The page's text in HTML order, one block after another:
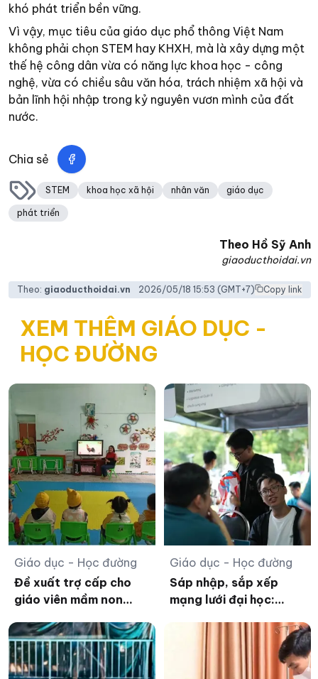
khó phát triển bền vững.
Vì vậy, mục tiêu của giáo dục phổ thông Việt Nam
không phải chọn STEM hay KHXH, mà là xây dựng một
thế hệ công dân vừa có năng lực khoa học - công
nghệ, vừa có chiều sâu văn hóa, trách nhiệm xã hội và
bản lĩnh hội nhập trong kỷ nguyên vươn mình của đất
nước.
Chia sẻ
STEM khoa học xã hội nhân văn giáo dục
phát triển
Theo Hồ Sỹ Anh
giaoducthoidai.vn
Theo: giaoducthoidai.vn 2026/05/18 15:53 (GMT+7) Copy link
XEM THÊM GIÁO DỤC -
HỌC ĐƯỜNG
Giáo dục - Học đường
Đề xuất trợ cấp cho
giáo viên mầm non
được hưởng chế độ
Giáo dục - Học đường
Sáp nhập, sắp xếp
mạng lưới đại học:
cộng cơ học